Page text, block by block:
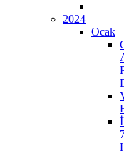
2024
Ocak